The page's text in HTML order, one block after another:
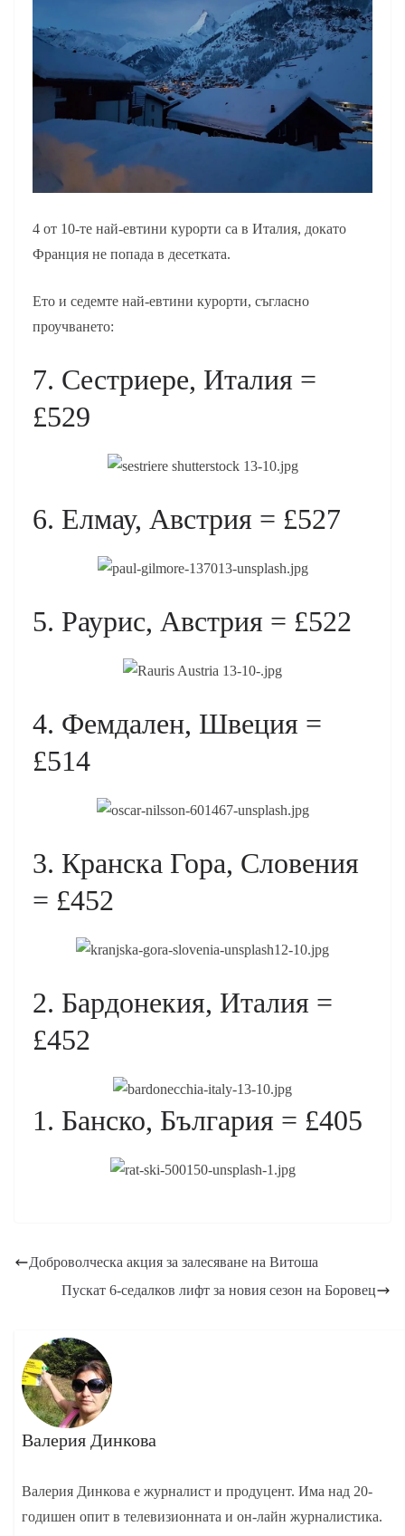
4 от 10-те най-евтини курорти са в Италия, докато
Франция не попада в десетката.
Ето и седемте най-евтини курорти, съгласно
проучването:
7. Сестриере, Италия =
£529
6. Елмау, Австрия = £527
5. Раурис, Австрия = £522
4. Фемдален, Швеция =
£514
3. Кранска Гора, Словения
= £452
2. Бардонекия, Италия =
£452
1. Банско, България = £405
Доброволческа акция за залесяване на Витоша
Пускат 6-седалков лифт за новия сезон на Боровец
Валерия Динкова
Валерия Динкова е журналист и продуцент. Има над 20-
годишен опит в телевизионната и он-лайн журналистика.